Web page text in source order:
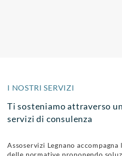
I NOSTRI SERVIZI
Ti sosteniamo attraverso
servizi di consulenza
Assoservizi Legnano
delle normative proponendo